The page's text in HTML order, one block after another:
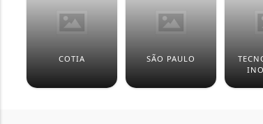
COTIA SÃO PAULO